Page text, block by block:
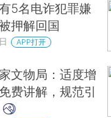
5名电诈犯罪嫌
押解回国
APP打开
文物局：适度增
费讲解，规范引